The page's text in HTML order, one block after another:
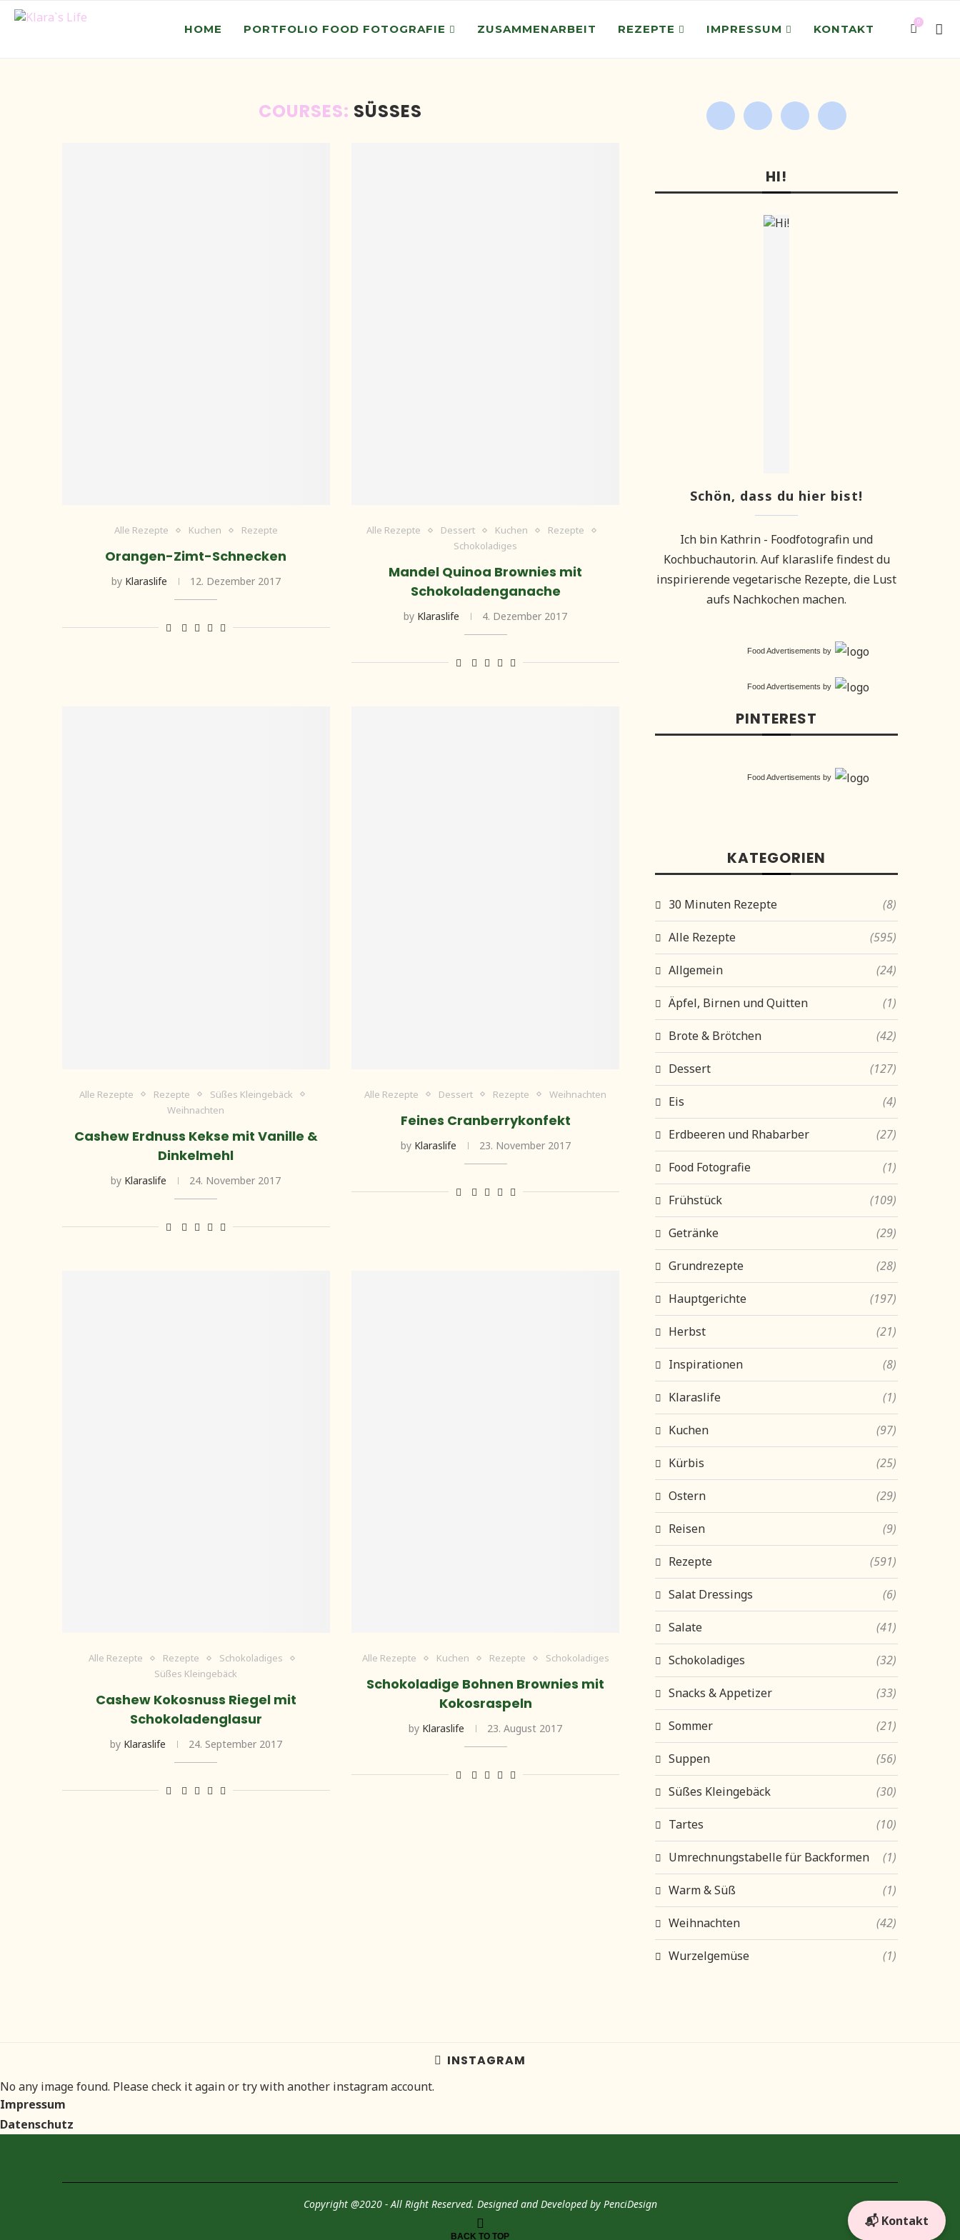
HOME PORTFOLIO FOOD FOTOGRAFIE ZUSAMMENARBEIT REZEPTE IMPRESSUM KONTAKT
0
COURSES: SÜSSES
Alle Rezepte Kuchen Rezepte
Orangen-Zimt-Schnecken
by Klaraslife 12. Dezember 2017
Alle Rezepte Dessert Kuchen
Rezepte
Schokoladiges
Mandel Quinoa Brownies mit
Schokoladenganache
by Klaraslife 4. Dezember 2017
Alle Rezepte Rezepte
Süßes Kleingebäck
Weihnachten
Cashew Erdnuss Kekse mit Vanille &
Dinkelmehl
by Klaraslife 24. November 2017
Alle Rezepte Dessert Rezepte Weihnachten
Feines Cranberrykonfekt
by Klaraslife 23. November 2017
Alle Rezepte Rezepte
Schokoladiges
Süßes Kleingebäck
Cashew Kokosnuss Riegel mit
Schokoladenglasur
by Klaraslife 24. September 2017
Alle Rezepte Kuchen Rezepte Schokoladiges
Schokoladige Bohnen Brownies mit
Kokosraspeln
by Klaraslife 23. August 2017
HI!
Schön, dass du hier bist!
Ich bin Kathrin - Foodfotografin und
Kochbuchautorin. Auf klaraslife findest du
inspirierende vegetarische Rezepte, die Lust
aufs Nachkochen machen.
📬 Kontakt
Food Advertisements by
Food Advertisements by
PINTEREST
Food Advertisements by
KATEGORIEN
30 Minuten Rezepte (8)
Alle Rezepte (595)
Allgemein (24)
Äpfel, Birnen und Quitten (1)
Brote & Brötchen (42)
Dessert (127)
Eis (4)
Erdbeeren und Rhabarber (27)
Food Fotografie (1)
Frühstück (109)
Getränke (29)
Grundrezepte (28)
Hauptgerichte (197)
Herbst (21)
Inspirationen (8)
Klaraslife (1)
Kuchen (97)
Kürbis (25)
Ostern (29)
Reisen (9)
Rezepte (591)
Salat Dressings (6)
Salate (41)
Schokoladiges (32)
Snacks & Appetizer (33)
Sommer (21)
Suppen (56)
Süßes Kleingebäck (30)
Tartes (10)
Umrechnungstabelle für Backformen (1)
Warm & Süß (1)
Weihnachten (42)
Wurzelgemüse (1)
INSTAGRAM
No any image found. Please check it again or try with another instagram account.
Impressum
Datenschutz
Copyright @2020 - All Right Reserved. Designed and Developed by PenciDesign
BACK TO TOP